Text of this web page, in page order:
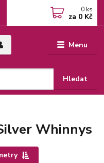
Menu
Hledat
0 ks
za 0 Kč
Whinnys